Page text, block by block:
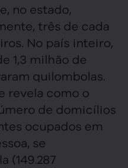
no estado,
três de cada
No país inteiro,
1,3 milhão de
quilombolas.
revela como o
de domicílios
ocupados em
se
(149.287